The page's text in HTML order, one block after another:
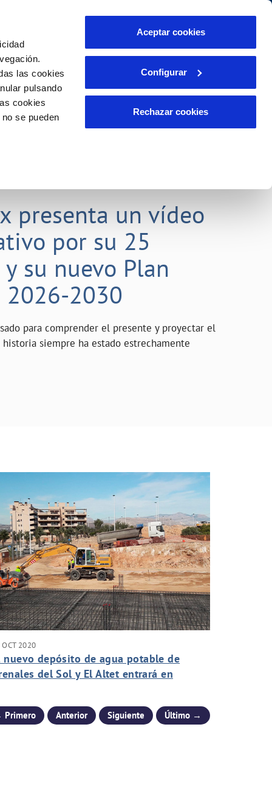
las cookies
pulsando
cookies
se pueden
Aceptar cookies
Configurar
Rechazar cookies
INCIDENCIAS
Comunica anomalías o posibles
PORTAL DE TRANSPARENCIA
Área de clientes Se abre en otra
presenta un vídeo
por su 25
su nuevo Plan
2026-2030
para comprender el presente y proyectar el
siempre ha estado estrechamente
2020
nuevo depósito de agua potable de
del Sol y El Altet entrará en
Anterior Siguiente Último →